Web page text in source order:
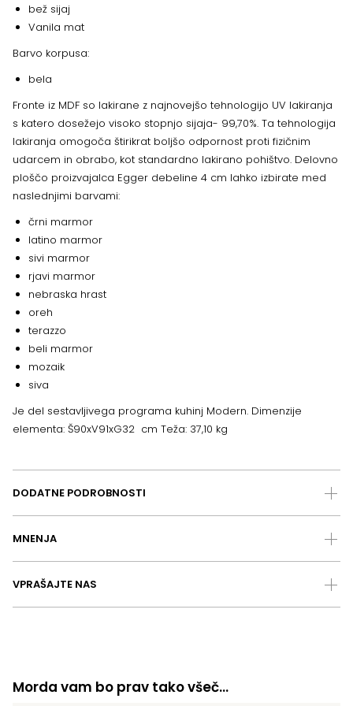
bež sijaj
Vanila mat
Barvo korpusa:
bela
Fronte iz MDF so lakirane z najnovejšo tehnologijo UV lakiranja
s katero dosežejo visoko stopnjo sijaja- 99,70%. Ta tehnologija
lakiranja omogoča štirikrat boljšo odpornost proti fizičnim
udarcem in obrabo, kot standardno lakirano pohištvo. Delovno
ploščo proizvajalca Egger debeline 4 cm lahko izbirate med
naslednjimi barvami:
črni marmor
latino marmor
sivi marmor
rjavi marmor
nebraska hrast
oreh
terazzo
beli marmor
mozaik
siva
Je del sestavljivega programa kuhinj Modern. Dimenzije
elementa: Š90xV91xG32 cm Teža: 37,10 kg
DODATNE PODROBNOSTI
MNENJA
VPRAŠAJTE NAS
Morda vam bo prav tako všeč…